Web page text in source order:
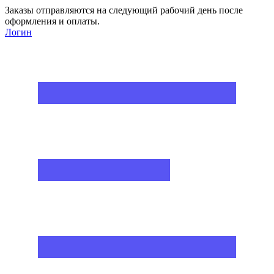
Заказы отправляются на следующий рабочий день после
оформления и оплаты.
Логин